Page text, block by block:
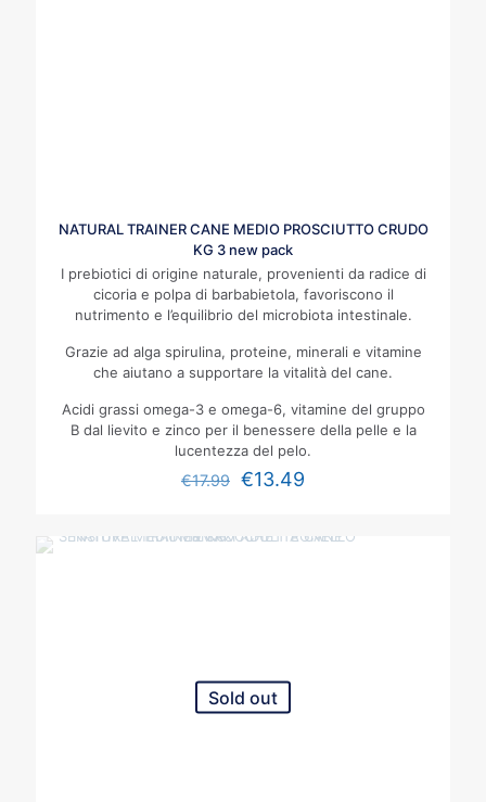
NATURAL TRAINER CANE MEDIO PROSCIUTTO CRUDO
KG 3 new pack
I prebiotici di origine naturale, provenienti da radice di
cicoria e polpa di barbabietola, favoriscono il
nutrimento e l’equilibrio del microbiota intestinale.
Grazie ad alga spirulina, proteine, minerali e vitamine
che aiutano a supportare la vitalità del cane.
Acidi grassi omega-3 e omega-6, vitamine del gruppo
B dal lievito e zinco per il benessere della pelle e la
lucentezza del pelo.
€17.99 €13.49
Sold out